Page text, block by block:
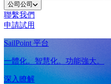
公司 公司
聯繫我們
申請試用
SailPoint 平台
一體化。智慧化。功能強大。
深入瞭解